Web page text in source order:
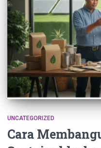
UNCATEGORIZED
Cara